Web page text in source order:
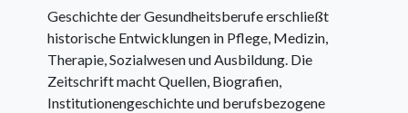
Geschichte der Gesundheitsberufe erschließt
historische Entwicklungen in Pflege, Medizin,
Therapie, Sozialwesen und Ausbildung. Die
Zeitschrift macht Quellen, Biografien,
Institutionengeschichte und berufsbezogene